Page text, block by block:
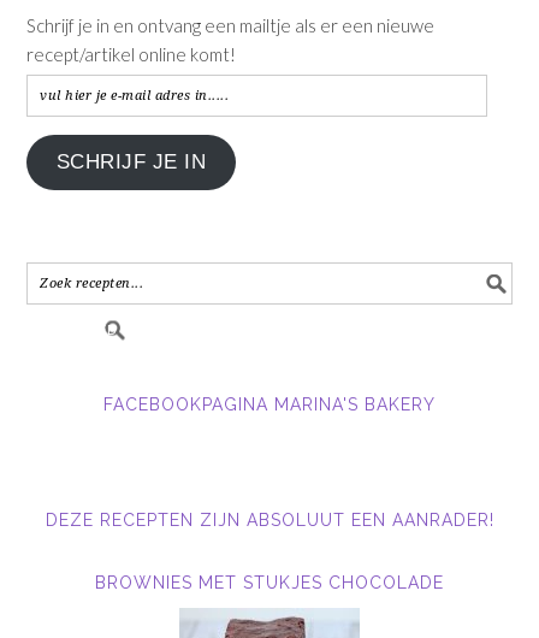
Schrijf je in en ontvang een mailtje als er een nieuwe
recept/artikel online komt!
vul
hier
je
e-
in.....
SCHRIJF JE IN
FACEBOOKPAGINA MARINA'S BAKERY
DEZE RECEPTEN ZIJN ABSOLUUT EEN AANRADER!
BROWNIES MET STUKJES CHOCOLADE